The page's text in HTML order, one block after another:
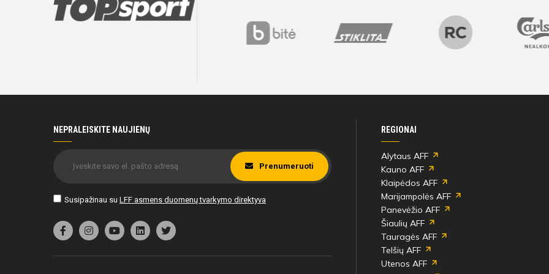
NEPRALEISKITE NAUJIENŲ
Susipažinau su LFF asmens duomenų tvarkymo direktyva
Prenumeruoti
REGIONAI
Alytaus AFF
Kauno AFF
Klaipėdos AFF
Marijampolės AFF
Panevėžio AFF
Šiaulių AFF
Tauragės AFF
Telšių AFF
Utenos AFF